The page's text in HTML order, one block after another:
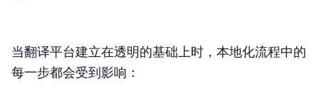
当翻译平台建立在透明的基础上时，本地化流程中的
每一步都会受到影响：